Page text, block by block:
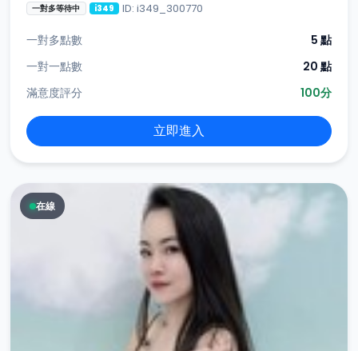
一對多等待中 i349 ID: i349_300770
一對多點數
5 點
一對一點數
20 點
滿意度評分
100分
立即進入
在線